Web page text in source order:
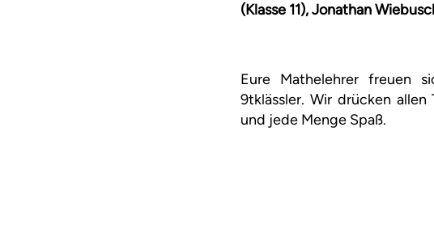
(Klasse 11), Jonathan
Eure Mathelehrer freuen
9tklässler. Wir drücken
und jede Menge Spaß.